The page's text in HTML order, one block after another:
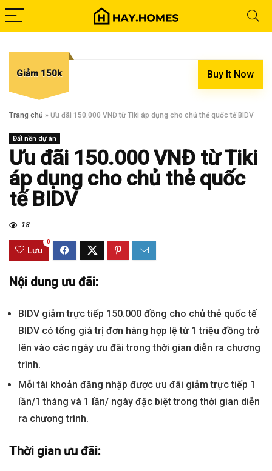
Giảm 150k Buy It Now
Trang chủ » Ưu đãi 150.000 VNĐ từ Tiki áp dụng cho chủ thẻ quốc tế BIDV
Đất nền dự án
Ưu đãi 150.000 VNĐ từ Tiki
áp dụng cho chủ thẻ quốc
tế BIDV
18
Lưu
0
Nội dung ưu đãi:
BIDV giảm trực tiếp 150.000 đồng cho chủ thẻ quốc tế
BIDV có tổng giá trị đơn hàng hợp lệ từ 1 triệu đồng trở
lên vào các ngày ưu đãi trong thời gian diễn ra chương
trình.
Mỗi tài khoản đăng nhập được ưu đãi giảm trực tiếp 1
lần/1 tháng và 1 lần/ ngày đặc biệt trong thời gian diễn
ra chương trình.
Thời gian ưu đãi: